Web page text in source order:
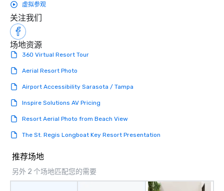
虚拟参观
关注我们
场地资源
360 Virtual Resort Tour
Aerial Resort Photo
Airport Accessibility Sarasota / Tampa
Inspire Solutions AV Pricing
Resort Aerial Photo from Beach View
The St. Regis Longboat Key Resort Presentation
推荐场地
另外 2 个场地匹配您的需要